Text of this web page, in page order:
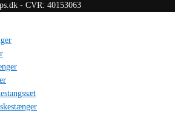
- CVR: 40153063